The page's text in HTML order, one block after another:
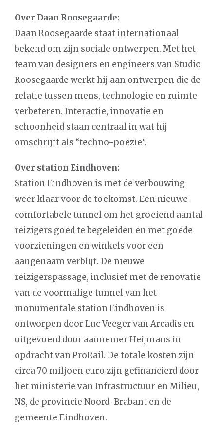
Over Daan Roosegaarde:
Daan Roosegaarde staat internationaal
bekend om zijn sociale ontwerpen. Met het
team van designers en engineers van Studio
Roosegaarde werkt hij aan ontwerpen die de
relatie tussen mens, technologie en ruimte
verbeteren. Interactie, innovatie en
schoonheid staan centraal in wat hij
omschrijft als “techno-poëzie”.
Over station Eindhoven:
Station Eindhoven is met de verbouwing
weer klaar voor de toekomst. Een nieuwe
comfortabele tunnel om het groeiend aantal
reizigers goed te begeleiden en met goede
voorzieningen en winkels voor een
aangenaam verblijf. De nieuwe
reizigerspassage, inclusief met de renovatie
van de voormalige tunnel van het
monumentale station Eindhoven is
ontworpen door Luc Veeger van Arcadis en
uitgevoerd door aannemer Heijmans in
opdracht van ProRail. De totale kosten zijn
circa 70 miljoen euro zijn gefinancierd door
het ministerie van Infrastructuur en Milieu,
NS, de provincie Noord-Brabant en de
gemeente Eindhoven.